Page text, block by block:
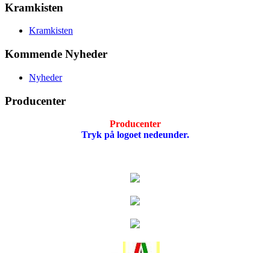
Kramkisten
Kramkisten
Kommende Nyheder
Nyheder
Producenter
Producenter
Tryk på logoet nedeunder.